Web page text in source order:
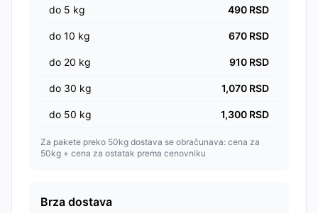
do 5 kg 490 RSD
do 10 kg 670 RSD
do 20 kg 910 RSD
do 30 kg 1,070 RSD
do 50 kg 1,300 RSD
Za pakete preko 50kg dostava se obračunava: cena za
50kg + cena za ostatak prema cenovniku
Brza dostava